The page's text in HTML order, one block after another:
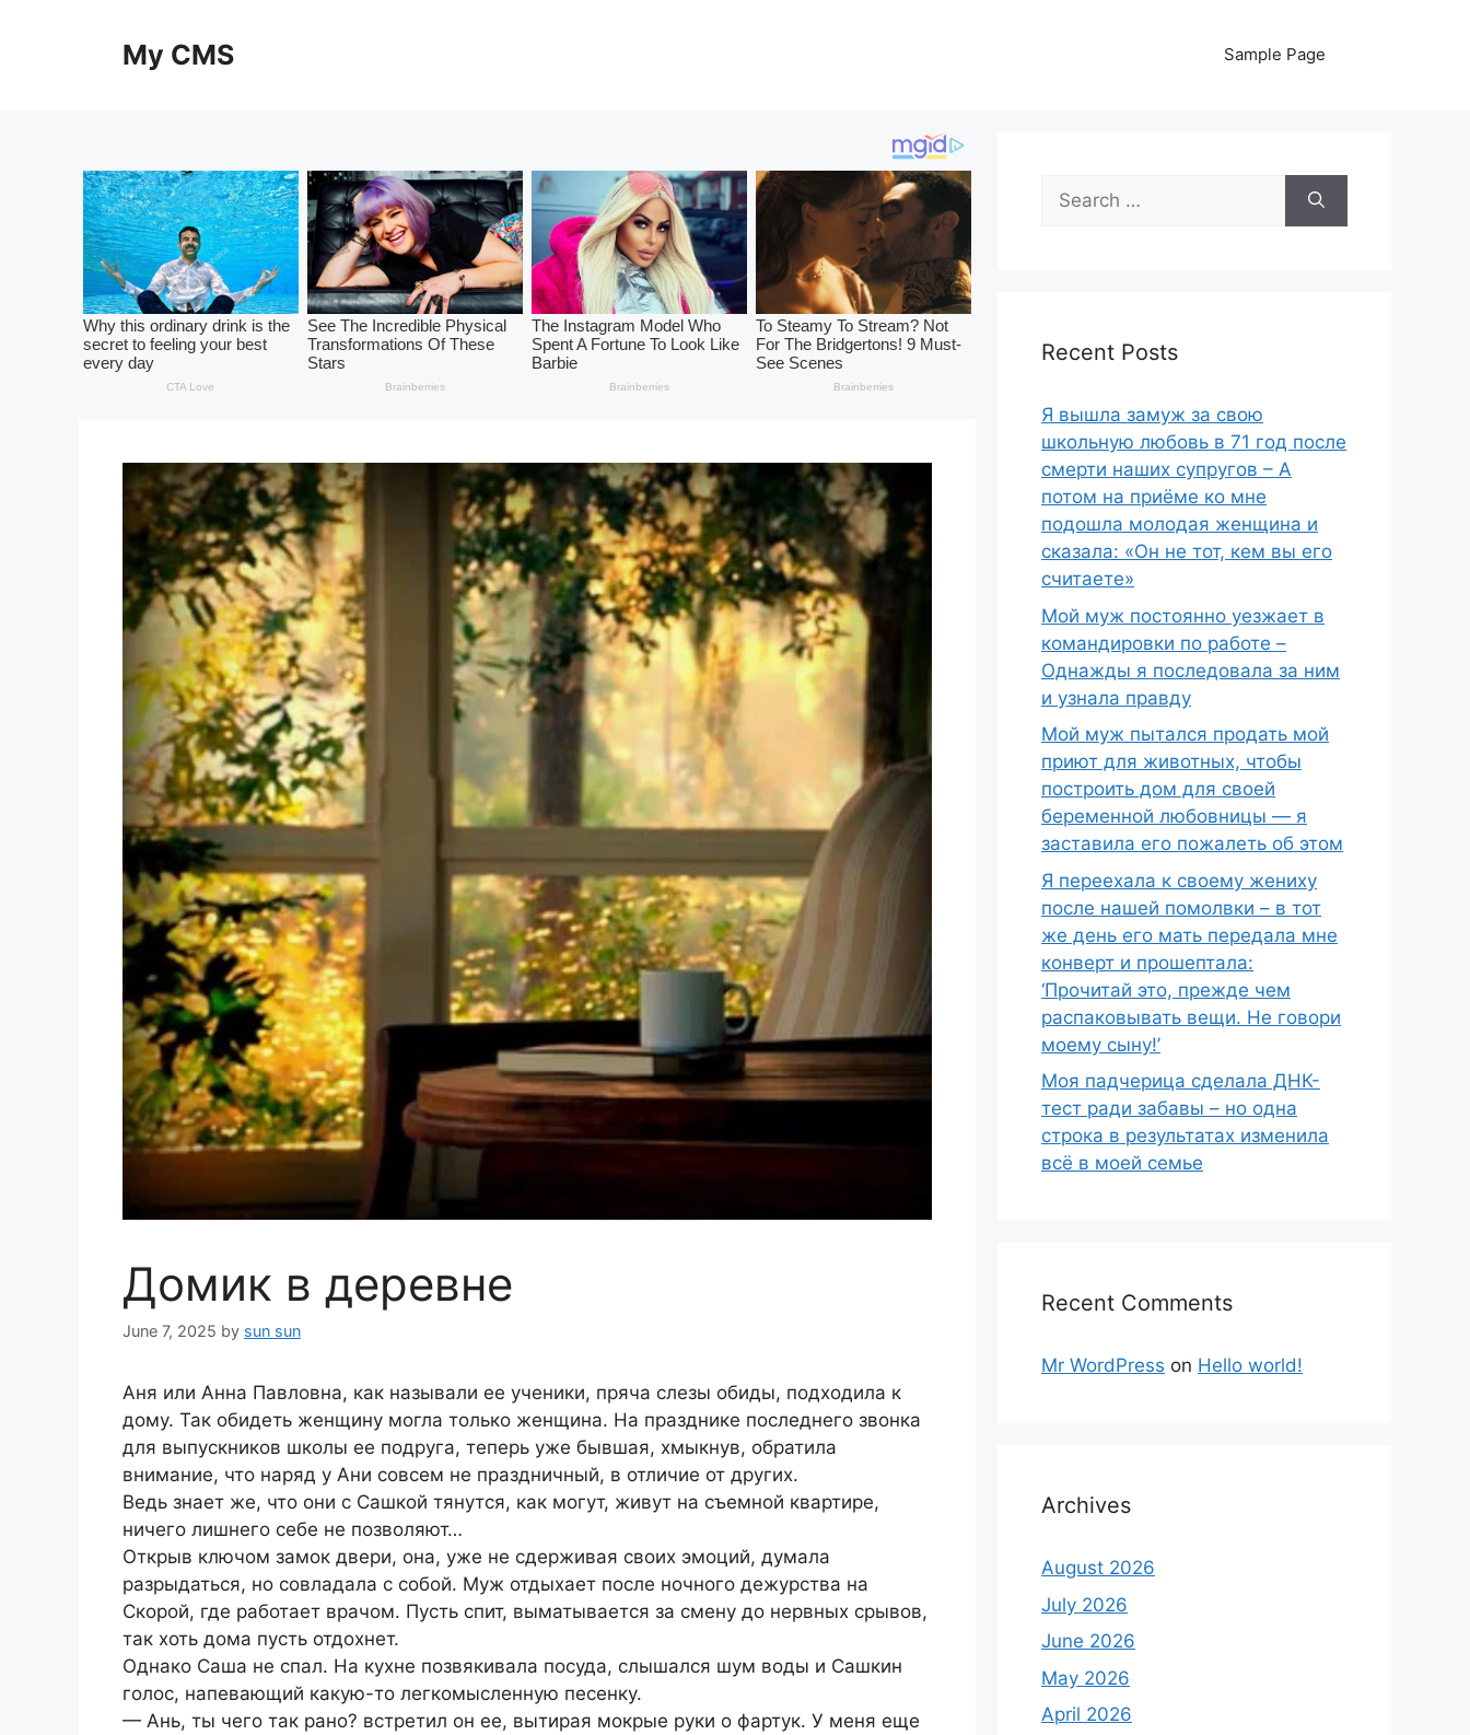
My CMS Sample Page
Домик в деревне
June 7, 2025 by sun sun
Аня или Анна Павловна, как называли ее ученики, пряча слезы обиды, подходила к
дому. Так обидеть женщину могла только женщина. На празднике последнего звонка
для выпускников школы ее подруга, теперь уже бывшая, хмыкнув, обратила
внимание, что наряд у Ани совсем не праздничный, в отличие от других.
Ведь знает же, что они с Сашкой тянутся, как могут, живут на съемной квартире,
ничего лишнего себе не позволяют…
Открыв ключом замок двери, она, уже не сдерживая своих эмоций, думала
разрыдаться, но совладала с собой. Муж отдыхает после ночного дежурства на
Скорой, где работает врачом. Пусть спит, выматывается за смену до нервных срывов,
так хоть дома пусть отдохнет.
Однако Саша не спал. На кухне позвякивала посуда, слышался шум воды и Сашкин
голос, напевающий какую-то легкомысленную песенку.
— Ань, ты чего так рано? встретил он ее, вытирая мокрые руки о фартук. У меня еще
Search
for:
Recent Posts
Я вышла замуж за свою
школьную любовь в 71 год после
смерти наших супругов – А
потом на приёме ко мне
подошла молодая женщина и
сказала: «Он не тот, кем вы его
считаете»
Мой муж постоянно уезжает в
командировки по работе –
Однажды я последовала за ним
и узнала правду
Мой муж пытался продать мой
приют для животных, чтобы
построить дом для своей
беременной любовницы — я
заставила его пожалеть об этом
Я переехала к своему жениху
после нашей помолвки – в тот
же день его мать передала мне
конверт и прошептала:
‘Прочитай это, прежде чем
распаковывать вещи. Не говори
моему сыну!’
Моя падчерица сделала ДНК-
тест ради забавы – но одна
строка в результатах изменила
всё в моей семье
Recent Comments
Mr WordPress on Hello world!
Archives
August 2026
July 2026
June 2026
May 2026
April 2026